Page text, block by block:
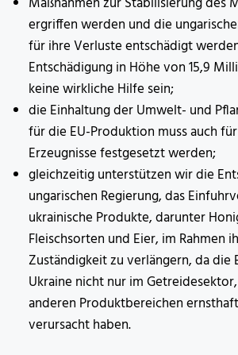
ergriffen werden und die
für ihre Verluste entschädigt
Entschädigung in Höhe von 15,9
keine wirkliche Hilfe sein;
die Einhaltung der Umwelt- und
für die EU-Produktion muss auch
Erzeugnisse festgesetzt werden;
gleichzeitig unterstützen wir die
ungarischen Regierung, das
ukrainische Produkte, darunter
Fleischsorten und Eier, im Rahmen
Zuständigkeit zu verlängern, da die
Ukraine nicht nur im
anderen Produktbereichen
verursacht haben.